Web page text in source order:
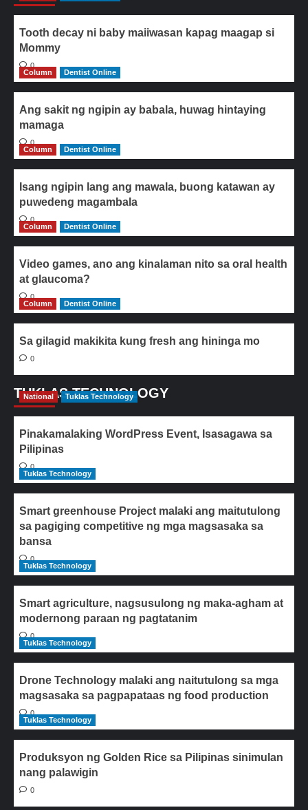
Tooth decay ni baby maiiwasan kapag maagap si
Mommy
0
Column
Dentist Online
Ang sakit ng ngipin ay babala, huwag hintaying
mamaga
0
Column
Dentist Online
Isang ngipin lang ang mawala, buong katawan ay
puwedeng magambala
0
Column
Dentist Online
Video games, ano ang kinalaman nito sa oral health
at glaucoma?
0
Column
Dentist Online
Sa gilagid makikita kung fresh ang hininga mo
0
TUKLAS TECHNOLOGY
National Tuklas Technology
Pinakamalaking WordPress Event, Isasagawa sa
Pilipinas
0
Tuklas Technology
Smart greenhouse Project malaki ang maitutulong
sa pagiging competitive ng mga magsasaka sa
bansa
0
Tuklas Technology
Smart agriculture, nagsusulong ng maka-agham at
modernong paraan ng pagtatanim
0
Tuklas Technology
Drone Technology malaki ang naitutulong sa mga
magsasaka sa pagpapataas ng food production
0
Tuklas Technology
Produksyon ng Golden Rice sa Pilipinas sinimulan
nang palawigin
0